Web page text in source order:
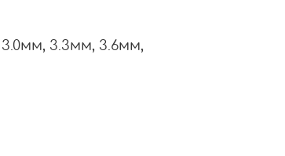
3.3мм, 3.6мм,